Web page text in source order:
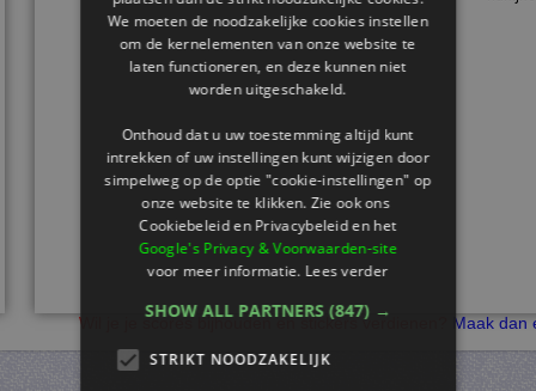
Wil je je scores bijhouden en stickers verdienen? Maak dan
We moeten de noodzakelijke cookies instellen
om de kernelementen van onze website te
laten functioneren, en deze kunnen niet
worden uitgeschakeld.
Onthoud dat u uw toestemming altijd kunt
intrekken of uw instellingen kunt wijzigen door
simpelweg op de optie "cookie-instellingen" op
onze website te klikken. Zie ook ons ​​
Cookiebeleid en Privacybeleid en het
Google's Privacy & Voorwaarden-site
voor meer informatie.Lees verder
SHOW ALL PARTNERS (847) →
STRIKT NOODZAKELIJK